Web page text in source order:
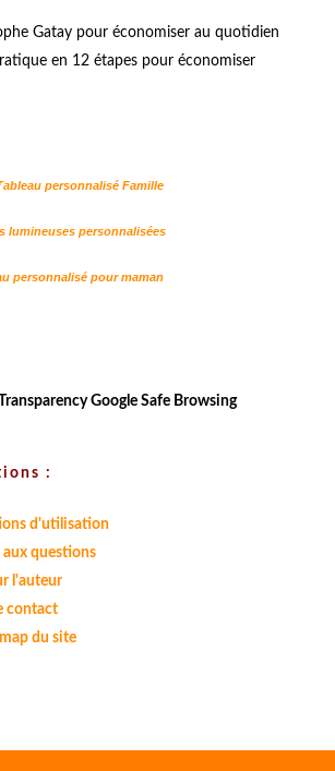
en 12 étapes pour économiser
personnalisé Famille
lumineuses personnalisées
personnalisé pour maman
:
d'utilisation
aux questions
l'auteur
contact
du site